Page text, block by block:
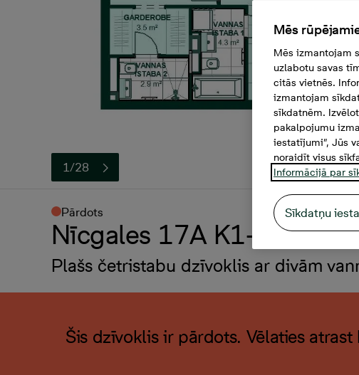
1/28
Pārdots
Nīcgales 17A K1-21, 4 -
Plašs četristabu dzīvoklis ar divām
Šis dzīvoklis ir pārdots. Vēlaties
Mēs
Mēs izmantojam
uzlabotu savas
citās vietnēs.
izmantojam
sīkdatnēm.
pakalpojumu
iestatījumi”, Jūs
noraidīt visus
Informācijā par
Sīkdatņu